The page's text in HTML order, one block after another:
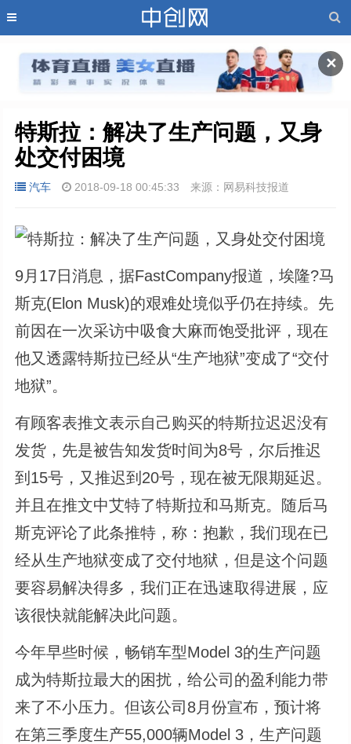
✕
特斯拉：解决了生产问题，又身
处交付困境
汽车 2018-09-18 00:45:33 来源：网易科技报道
9月17日消息，据FastCompany报道，埃隆?马
斯克(Elon Musk)的艰难处境似乎仍在持续。先
前因在一次采访中吸食大麻而饱受批评，现在
他又透露特斯拉已经从“生产地狱”变成了“交付
地狱”。
有顾客表推文表示自己购买的特斯拉迟迟没有
发货，先是被告知发货时间为8号，尔后推迟
到15号，又推迟到20号，现在被无限期延迟。
并且在推文中艾特了特斯拉和马斯克。随后马
斯克评论了此条推特，称：抱歉，我们现在已
经从生产地狱变成了交付地狱，但是这个问题
要容易解决得多，我们正在迅速取得进展，应
该很快就能解决此问题。
今年早些时候，畅销车型Model 3的生产问题
成为特斯拉最大的困扰，给公司的盈利能力带
来了不小压力。但该公司8月份宣布，预计将
在第三季度生产55,000辆Model 3，生产问题